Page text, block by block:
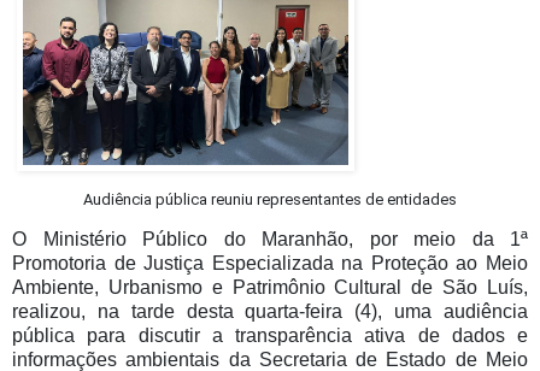
Audiência pública reuniu representantes de entidades
O Ministério Público do Maranhão, por meio da 1ª
Promotoria de Justiça Especializada na Proteção ao Meio
Ambiente, Urbanismo e Patrimônio Cultural de São Luís,
realizou, na tarde desta quarta-feira (4), uma audiência
pública para discutir a transparência ativa de dados e
informações ambientais da Secretaria de Estado de Meio